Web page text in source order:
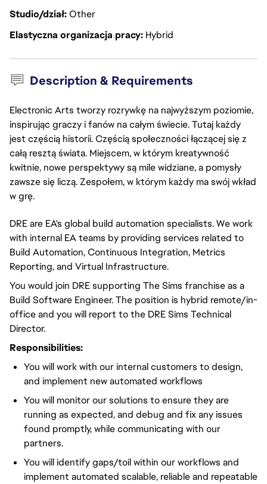
Studio/działOther
Elastyczna organizacja pracy Hybrid
Description & Requirements
Electronic Arts tworzy rozrywkę na najwyższym poziomie,
inspirując graczy i fanów na całym świecie. Tutaj każdy
jest częścią historii. Częścią społeczności łączącej się z
całą resztą świata. Miejscem, w którym kreatywność
kwitnie, nowe perspektywy są mile widziane, a pomysły
zawsze się liczą. Zespołem, w którym każdy ma swój wkład
w grę.
DRE are EA's global build automation specialists. We work
with internal EA teams by providing services related to
Build Automation, Continuous Integration, Metrics
Reporting, and Virtual Infrastructure.
You would join DRE supporting The Sims franchise as a
Build Software Engineer. The position is hybrid remote/in-
office and you will report to the DRE Sims Technical
Director.
Responsibilities:
You will work with our internal customers to design,
and implement new automated workflows
You will monitor our solutions to ensure they are
running as expected, and debug and fix any issues
found promptly, while communicating with our
partners.
You will identify gaps/toil within our workflows and
implement automated scalable, reliable and repeatable